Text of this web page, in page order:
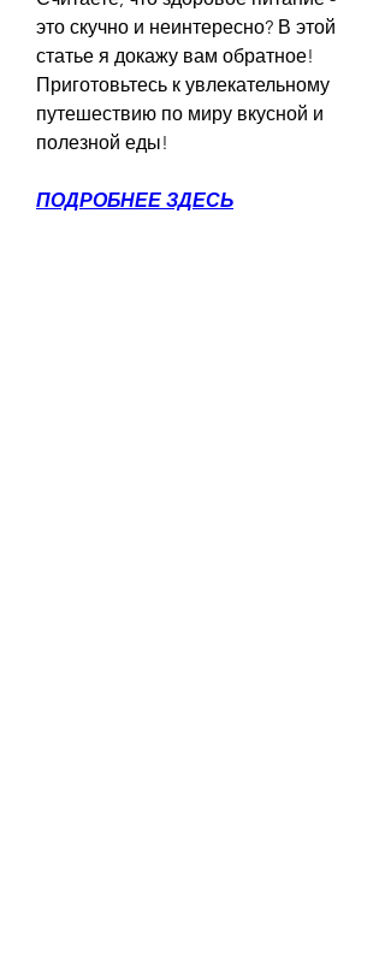
это скучно и неинтересно? В этой
статье я докажу вам обратное!
Приготовьтесь к увлекательному
путешествию по миру вкусной и
полезной еды!
ПОДРОБНЕЕ ЗДЕСЬ